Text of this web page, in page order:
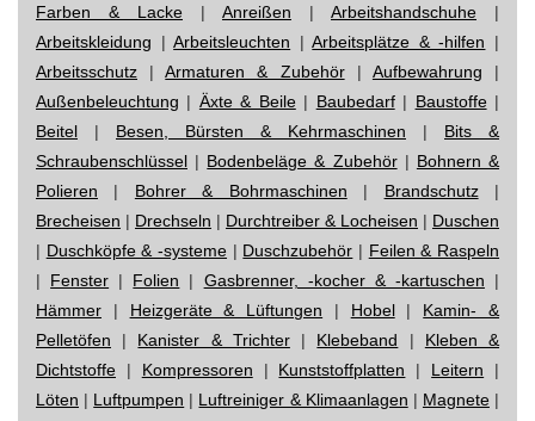
Farben & Lacke | Anreißen | Arbeitshandschuhe |
Arbeitskleidung |Arbeitsleuchten |Arbeitsplätze & -hilfen |
Arbeitsschutz |Armaturen & Zubehör| Aufbewahrung |
Außenbeleuchtung | Äxte & Beile| Baubedarf| Baustoffe|
Beitel | Besen, Bürsten & Kehrmaschinen | Bits &
Schraubenschlüssel | Bodenbeläge & Zubehör| Bohnern &
Polieren | Bohrer & Bohrmaschinen | Brandschutz|
Brecheisen | Drechseln | Durchtreiber & Locheisen | Duschen
| Duschköpfe & -systeme | Duschzubehör | Feilen & Raspeln
| Fenster | Folien | Gasbrenner, -kocher & -kartuschen |
Hämmer | Heizgeräte & Lüftungen | Hobel| Kamin- &
Pelletöfen | Kanister & Trichter| Klebeband | Kleben &
Dichtstoffe | Kompressoren | Kunststoffplatten | Leitern |
Löten | Luftpumpen | Luftreiniger & Klimaanlagen | Magnete|